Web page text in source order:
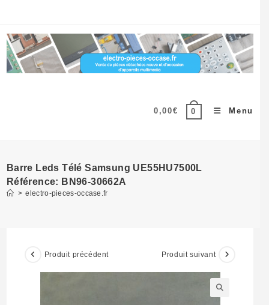
content
0,00€ 0 Menu
Barre Leds Télé Samsung UE55HU7500L
Référence: BN96-30662A
> electro-pieces-occase.fr
Produit précédent Produit suivant